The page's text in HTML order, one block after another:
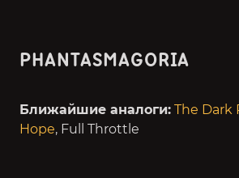
PHANTASMAGORIA
Ближайшие аналоги: The Dark
Hope, Full Throttle